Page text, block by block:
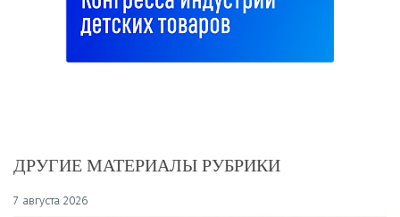
ДРУГИЕ МАТЕРИАЛЫ РУБРИКИ
7 августа 2026